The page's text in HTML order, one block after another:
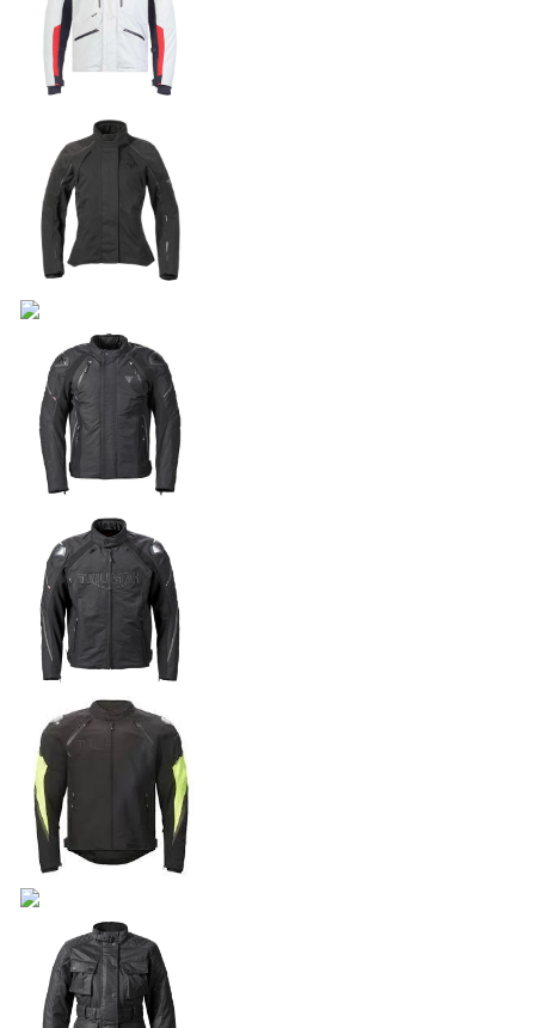
NEWSPEED TWIN 900
Precio desde $10.040.000
NEW BONNEVILE T100
Precio desde $11.690.000
SCRAMBLER 900
Precio desde $12.190.000
NEW SCRAMBLER 900
Precio desde $12.690.000
BONNEVILLE T120
Precio desde $12.640.000